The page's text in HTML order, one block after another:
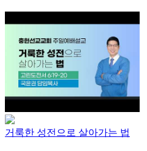
거룩한 성전으로 살아가는 법